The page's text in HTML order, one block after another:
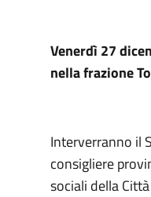
Venerdì 27
nella frazione
Interverranno il
consigliere
sociali della